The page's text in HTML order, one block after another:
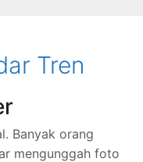
Tren
Banyak orang
mengunggah foto